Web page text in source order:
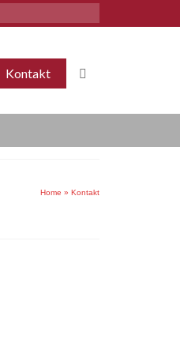
Kontakt
Home » Kontakt